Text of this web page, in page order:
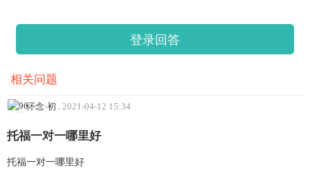
登录回答
相关问题
怀念·初 2021-04-12 15:34
托福一对一哪里好
托福一对一哪里好